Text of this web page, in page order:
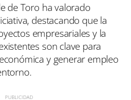
de Toro ha valorado
destacando que la
empresariales y la
son clave para
y generar empleo